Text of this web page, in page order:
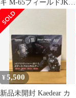
キ M-65フィールドJK
赤耳ファブリック 黒 M
¥5,500
新品未開封 Kaedear カ